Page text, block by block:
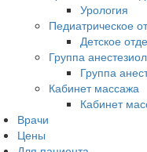
Урология
Педиатрическое
Детское
Группа
Группа
Кабинет массажа
Кабинет
Врачи
Цены